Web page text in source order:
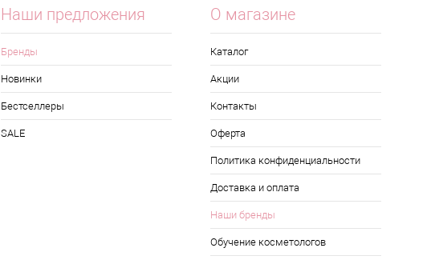
Наши предложения
Бренды
Новинки
Бестселлеры
SALE
О магазине
Каталог
Акции
Контакты
Оферта
Политика конфиденциальности
Доставка и оплата
Наши бренды
Обучение косметологов